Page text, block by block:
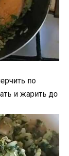
по
и жарить до